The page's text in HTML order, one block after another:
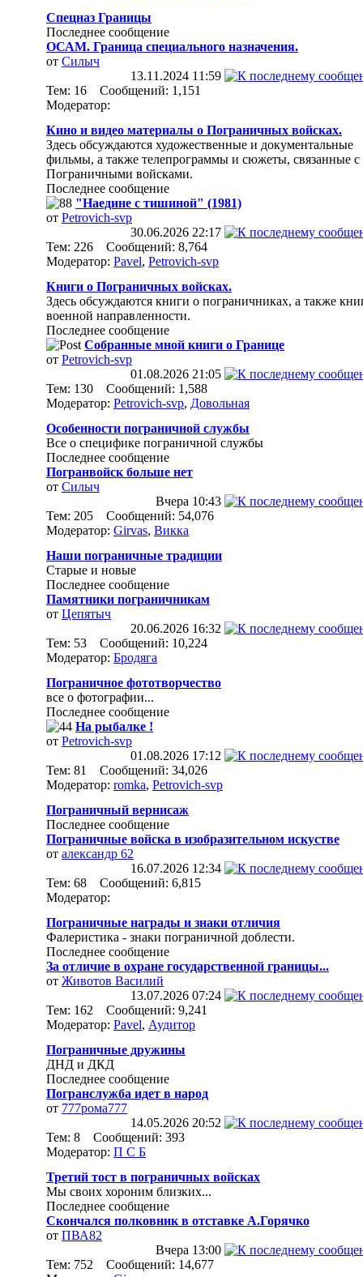
Спецназ Границы
Последнее сообщение
ОСАМ. Граница специального назначения.
от Силыч
13.11.2024 11:59
Тем: 16 Сообщений: 1,151
Модератор:
Кино и видео материалы о Пограничных войсках.
Здесь обсуждаются художественные и документальные
фильмы, а также телепрограммы и сюжеты, связанные с
Пограничными войсками.
Последнее сообщение
"Наедине с тишиной" (1981)
от Petrovich-svp
30.06.2026 22:17
Тем: 226 Сообщений: 8,764
Модератор: Pavel, Petrovich-svp
Книги о Пограничных войсках.
Здесь обсуждаются книги о пограничниках, а также
военной направленности.
Последнее сообщение
Собранные мной книги о Границе
от Petrovich-svp
01.08.2026 21:05
Тем: 130 Сообщений: 1,588
Модератор: Petrovich-svp, Довольная
Особенности пограничной службы
Все о специфике пограничной службы
Последнее сообщение
Погранвойск больше нет
от Силыч
Вчера 10:43
Тем: 205 Сообщений: 54,076
Модератор: Girvas, Викка
Наши пограничные традиции
Старые и новые
Последнее сообщение
Памятники пограничникам
от Цепятыч
20.06.2026 16:32
Тем: 53 Сообщений: 10,224
Модератор: Бродяга
Пограничное фототворчество
все о фотографии...
Последнее сообщение
На рыбалке !
от Petrovich-svp
01.08.2026 17:12
Тем: 81 Сообщений: 34,026
Модератор: romka, Petrovich-svp
Пограничный вернисаж
Последнее сообщение
Пограничные войска в изобразительном искустве
от александр 62
16.07.2026 12:34
Тем: 68 Сообщений: 6,815
Модератор:
Пограничные награды и знаки отличия
Фалеристика - знаки пограничной доблести.
Последнее сообщение
За отличие в охране государственной границы...
от Животов Василий
13.07.2026 07:24
Тем: 162 Сообщений: 9,241
Модератор: Pavel, Аудитор
Пограничные дружины
ДНД и ДКД
Последнее сообщение
Погранслужба идет в народ
от 777рома777
14.05.2026 20:52
Тем: 8 Сообщений: 393
Модератор: П С Б
Третий тост в пограничных войсках
Мы своих хороним близких...
Последнее сообщение
Скончался полковник в отставке А.Горячко
от ПВА82
Вчера 13:00
Тем: 752 Сообщений: 14,677